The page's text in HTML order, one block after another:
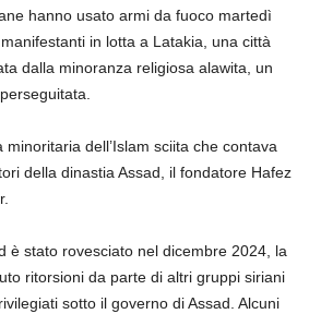
hanno usato armi da fuoco martedì
in lotta a Latakia, una città
dalla minoranza religiosa alawita, un
dell’Islam sciita che contava
della dinastia Assad, il fondatore Hafez
è stato rovesciato nel dicembre 2024, la
ritorsioni da parte di altri gruppi siriani
sotto il governo di Assad. Alcuni